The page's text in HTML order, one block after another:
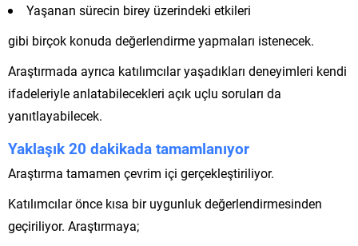
Yaşanan sürecin birey üzerindeki etkileri
gibi birçok konuda değerlendirme yapmaları istenecek.
Araştırmada ayrıca katılımcılar yaşadıkları deneyimleri kendi
ifadeleriyle anlatabilecekleri açık uçlu soruları da
yanıtlayabilecek.
Yaklaşık 20 dakikada tamamlanıyor
Araştırma tamamen çevrim içi gerçekleştiriliyor.
Katılımcılar önce kısa bir uygunluk değerlendirmesinden
geçiriliyor. Araştırmaya;